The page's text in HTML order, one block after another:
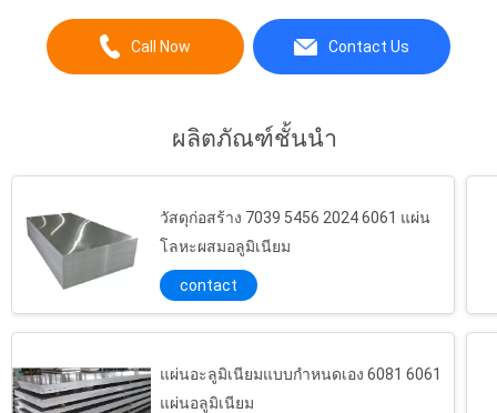
พลังงาน, เครื่องใช้ไฟฟ้าอิเล็กทรอนิกส์, การ
ก่อสร้างโครงสร้างพื้นฐานและอุตสาหกรรม
Call Now Contact Us
ผลิตภัณฑ์ชั้นนำ
วัสดุก่อสร้าง 7039 5456 2024 6061 แผ่น
โลหะผสมอลูมิเนียม
contact
แผ่นอะลูมิเนียมแบบกำหนดเอง 6081 6061
แผ่นอลูมิเนียม